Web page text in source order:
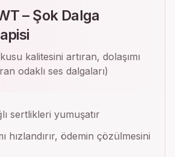
– Şok Dalga
kalitesini artıran, dolaşımı
odaklı ses dalgaları)
sertlikleri yumuşatır
hızlandırır, ödemin çözülmesini